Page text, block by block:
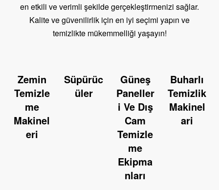
en etkili ve verimli şekilde gerçekleştirmenizi sağlar.
Kalite ve güvenilirlik için en iyi seçimi yapın ve
temizlikte mükemmelliği yaşayın!
Zemin
Temizle
me
Makinel
eri
Süpürüc
üler
Güneş
Paneller
i Ve Dış
Cam
Temizle
me
Ekipma
nları
Buharlı
Temizlik
Makinel
ari